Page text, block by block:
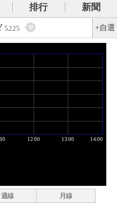
排行
新聞
5225 N +自選
週線 月線